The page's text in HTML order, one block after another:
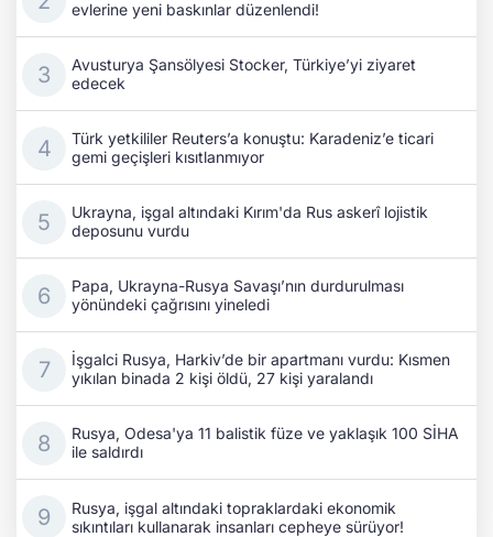
evlerine yeni baskınlar düzenlendi!
Avusturya Şansölyesi Stocker, Türkiye’yi ziyaret
edecek
Türk yetkililer Reuters’a konuştu: Karadeniz’e ticari
gemi geçişleri kısıtlanmıyor
Ukrayna, işgal altındaki Kırım'da Rus askerî lojistik
deposunu vurdu
Papa, Ukrayna-Rusya Savaşı’nın durdurulması
yönündeki çağrısını yineledi
İşgalci Rusya, Harkiv’de bir apartmanı vurdu: Kısmen
yıkılan binada 2 kişi öldü, 27 kişi yaralandı
Rusya, Odesa'ya 11 balistik füze ve yaklaşık 100 SİHA
ile saldırdı
Rusya, işgal altındaki topraklardaki ekonomik
sıkıntıları kullanarak insanları cepheye sürüyor!